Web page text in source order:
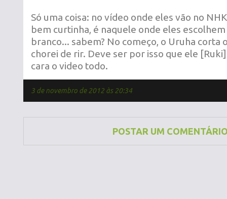
Só uma coisa: no vídeo onde eles vão no
bem curtinha, é naquele onde eles
branco... sabem? No começo, o Uruha corta
chorei de rir. Deve ser por isso que ele
cara o video todo.
3 de novembro de 2012 às 20:34
POSTAR UM